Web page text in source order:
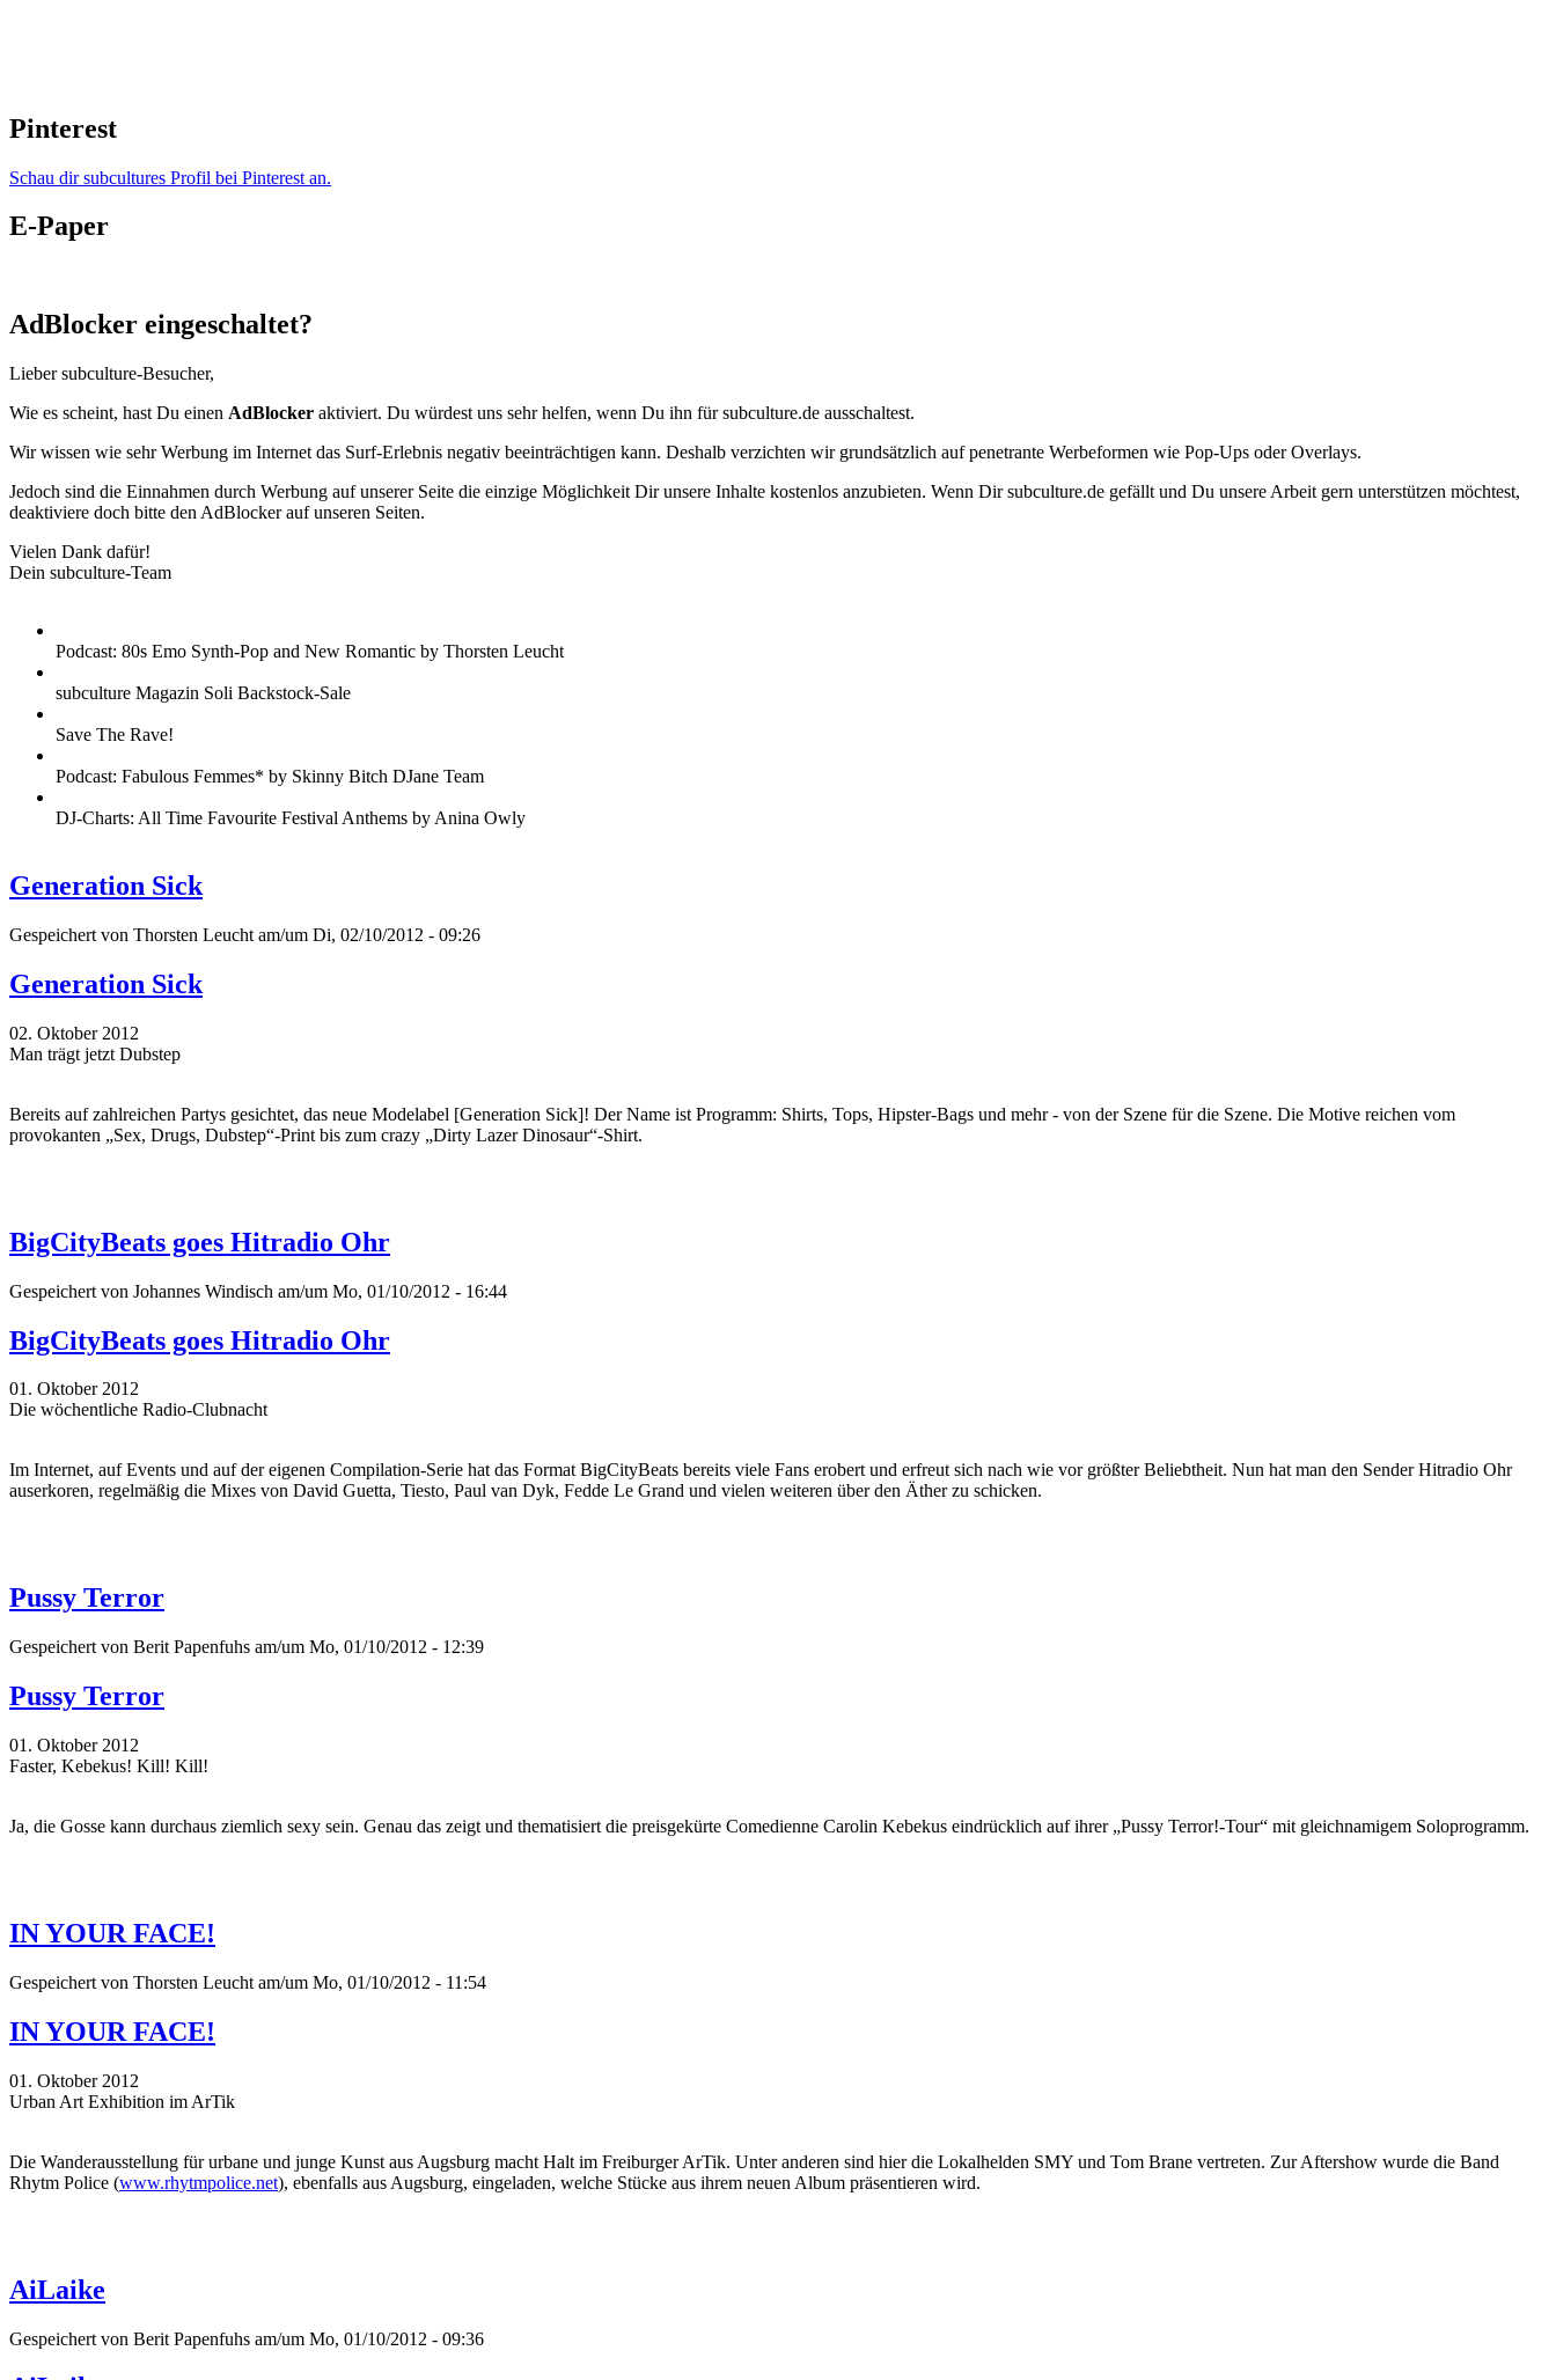
Pinterest
Schau dir subcultures Profil bei Pinterest an.
E-Paper
AdBlocker eingeschaltet?
Lieber subculture-Besucher,
Wie es scheint, hast Du einen AdBlocker aktiviert. Du würdest uns sehr helfen, wenn Du ihn für subculture.de ausschaltest.
Wir wissen wie sehr Werbung im Internet das Surf-Erlebnis negativ beeinträchtigen kann. Deshalb verzichten wir grundsätzlich auf penetrante Werbeformen wie Pop-Ups oder Overlays.
Jedoch sind die Einnahmen durch Werbung auf unserer Seite die einzige Möglichkeit Dir unsere Inhalte kostenlos anzubieten. Wenn Dir subculture.de gefällt und Du unsere Arbeit gern unterstützen möchtest,
deaktiviere doch bitte den AdBlocker auf unseren Seiten.
Vielen Dank dafür!
Dein subculture-Team
Podcast: 80s Emo Synth-Pop and New Romantic by Thorsten Leucht
subculture Magazin Soli Backstock-Sale
Save The Rave!
Podcast: Fabulous Femmes* by Skinny Bitch DJane Team
DJ-Charts: All Time Favourite Festival Anthems by Anina Owly
Generation Sick
Gespeichert von Thorsten Leucht am/um Di, 02/10/2012 - 09:26
Generation Sick
02. Oktober 2012
Man trägt jetzt Dubstep
Bereits auf zahlreichen Partys gesichtet, das neue Modelabel [Generation Sick]! Der Name ist Programm: Shirts, Tops, Hipster-Bags und mehr - von der Szene für die Szene. Die Motive reichen vom
provokanten „Sex, Drugs, Dubstep“-Print bis zum crazy „Dirty Lazer Dinosaur“-Shirt.
BigCityBeats goes Hitradio Ohr
Gespeichert von Johannes Windisch am/um Mo, 01/10/2012 - 16:44
BigCityBeats goes Hitradio Ohr
01. Oktober 2012
Die wöchentliche Radio-Clubnacht
Im Internet, auf Events und auf der eigenen Compilation-Serie hat das Format BigCityBeats bereits viele Fans erobert und erfreut sich nach wie vor größter Beliebtheit. Nun hat man den Sender Hitradio Ohr
auserkoren, regelmäßig die Mixes von David Guetta, Tiesto, Paul van Dyk, Fedde Le Grand und vielen weiteren über den Äther zu schicken.
Pussy Terror
Gespeichert von Berit Papenfuhs am/um Mo, 01/10/2012 - 12:39
Pussy Terror
01. Oktober 2012
Faster, Kebekus! Kill! Kill!
Ja, die Gosse kann durchaus ziemlich sexy sein. Genau das zeigt und thematisiert die preisgekürte Comedienne Carolin Kebekus eindrücklich auf ihrer „Pussy Terror!-Tour“ mit gleichnamigem Soloprogramm.
IN YOUR FACE!
Gespeichert von Thorsten Leucht am/um Mo, 01/10/2012 - 11:54
IN YOUR FACE!
01. Oktober 2012
Urban Art Exhibition im ArTik
Die Wanderausstellung für urbane und junge Kunst aus Augsburg macht Halt im Freiburger ArTik. Unter anderen sind hier die Lokalhelden SMY und Tom Brane vertreten. Zur Aftershow wurde die Band
Rhytm Police (www.rhytmpolice.net), ebenfalls aus Augsburg, eingeladen, welche Stücke aus ihrem neuen Album präsentieren wird.
AiLaike
Gespeichert von Berit Papenfuhs am/um Mo, 01/10/2012 - 09:36